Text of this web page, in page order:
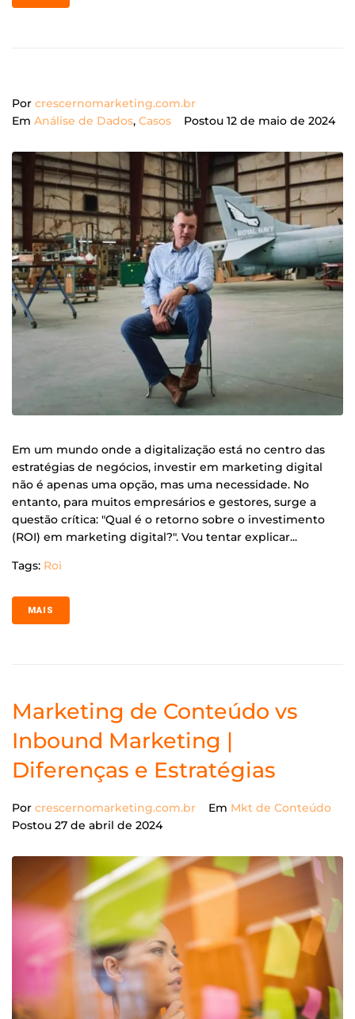
Por crescernomarketing.com.br
Em Análise de Dados, Casos Postou 12 de maio de 2024
Em um mundo onde a digitalização está no centro das
estratégias de negócios, investir em marketing digital
não é apenas uma opção, mas uma necessidade. No
entanto, para muitos empresários e gestores, surge a
questão crítica: "Qual é o retorno sobre o investimento
(ROI) em marketing digital?". Vou tentar explicar...
Tags: Roi
MAIS
Marketing de Conteúdo vs
Inbound Marketing |
Diferenças e Estratégias
Por crescernomarketing.com.br Em Mkt de Conteúdo
Postou 27 de abril de 2024